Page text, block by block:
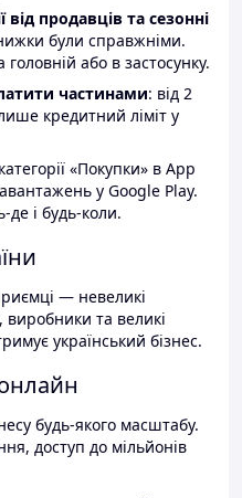
від продавців та сезонні
були справжніми.
або в застосунку.
частинами: від 2
кредитний ліміт у
«Покупки» в App
у Google Play.
де і будь-коли.
— невеликі
виробники та великі
український бізнес.
будь-якого масштабу.
доступ до мільйонів